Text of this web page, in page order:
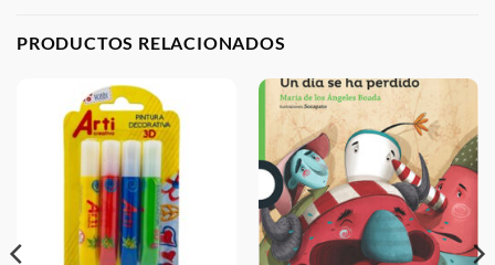
PRODUCTOS RELACIONADOS